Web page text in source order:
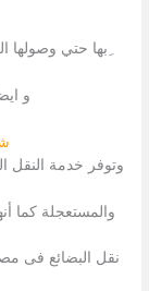
ِبها حتي وصولها
و
وتوفر خدمة النقل
والمستعجلة كما
نقل البضائع فى